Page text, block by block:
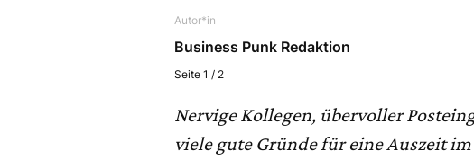
Autor*in
Business Punk Redaktion
Seite 1 / 2
Nervige Kollegen, übervoller
viele gute Gründe für eine Auszeit